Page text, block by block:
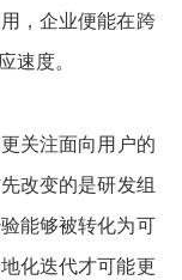
，企业便能在跨
速度。
关注面向用户的
改变的是研发组
能够被转化为可
化迭代才可能更